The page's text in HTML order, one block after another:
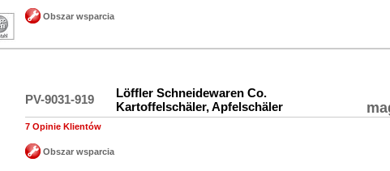
Obszar wsparcia
PV-9031-919
Löffler Schneidewaren Co.
Kartoffelschäler, Apfelschäler
7 Opinie Klientów
Obszar wsparcia